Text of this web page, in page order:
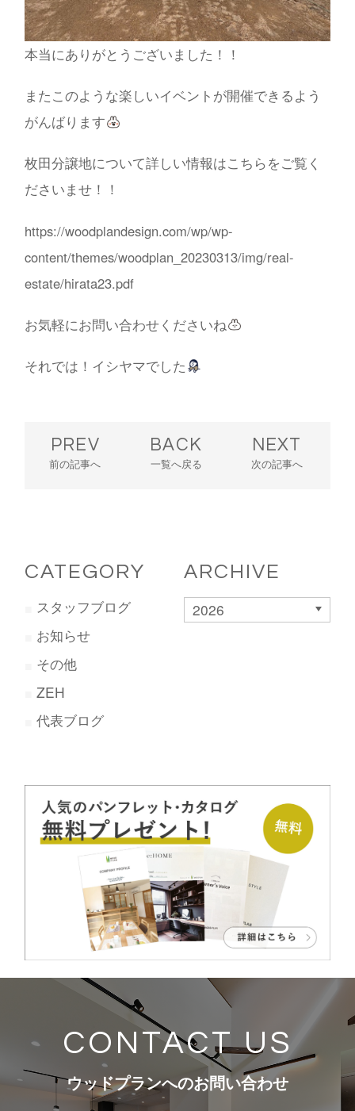
本当にありがとうございました！！
またこのような楽しいイベントが開催できるよう
がんばります
枚田分譲地について詳しい情報はこちらをご覧く
ださいませ！！
https://woodplandesign.com/wp/wp-
content/themes/woodplan_20230313/img/real-
estate/hirata23.pdf
お気軽にお問い合わせくださいね
それでは！イシヤマでした
PREV
前の記事へ
BACK
一覧へ戻る
NEXT
次の記事へ
CATEGORY
スタッフブログ
お知らせ
その他
ZEH
代表ブログ
ARCHIVE
2026
CONTACT US
ウッドプランへのお問い合わせ